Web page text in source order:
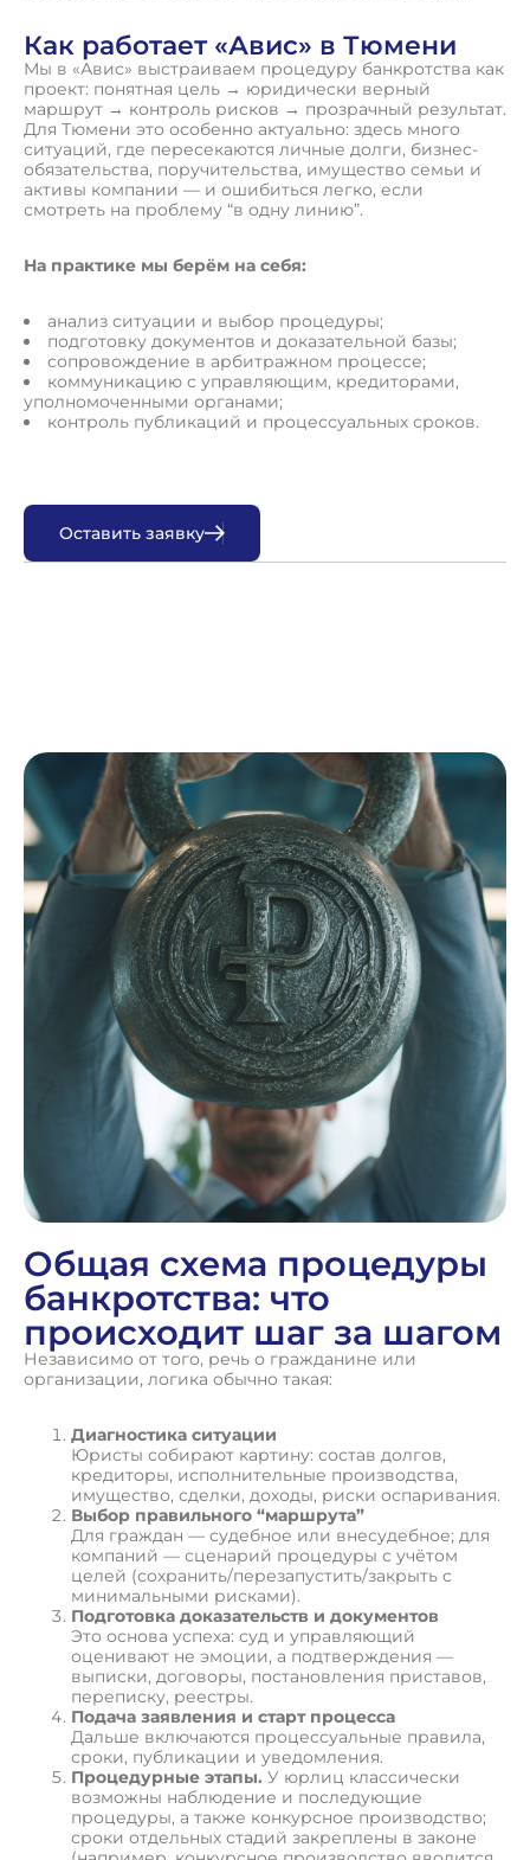
Как работает «Авис» в Тюмени
Мы в «Авис» выстраиваем процедуру банкротства как
проект: понятная цель → юридически верный
маршрут → контроль рисков → прозрачный результат.
Для Тюмени это особенно актуально: здесь много
ситуаций, где пересекаются личные долги, бизнес-
обязательства, поручительства, имущество семьи и
активы компании — и ошибиться легко, если
смотреть на проблему “в одну линию”.
На практике мы берём на себя:
анализ ситуации и выбор процедуры;
подготовку документов и доказательной базы;
сопровождение в арбитражном процессе;
коммуникацию с управляющим, кредиторами,
уполномоченными органами;
контроль публикаций и процессуальных сроков.
Оставить заявку
Общая схема процедуры
банкротства: что
происходит шаг за шагом
Независимо от того, речь о гражданине или
организации, логика обычно такая:
Диагностика ситуации
Юристы собирают картину: состав долгов,
кредиторы, исполнительные производства,
имущество, сделки, доходы, риски оспаривания.
Выбор правильного “маршрута”
Для граждан — судебное или внесудебное; для
компаний — сценарий процедуры с учётом
целей (сохранить/перезапустить/закрыть с
минимальными рисками).
Подготовка доказательств и документов
Это основа успеха: суд и управляющий
оценивают не эмоции, а подтверждения —
выписки, договоры, постановления приставов,
переписку, реестры.
Подача заявления и старт процесса
Дальше включаются процессуальные правила,
сроки, публикации и уведомления.
Процедурные этапы. У юрлиц классически
возможны наблюдение и последующие
процедуры, а также конкурсное производство;
сроки отдельных стадий закреплены в законе